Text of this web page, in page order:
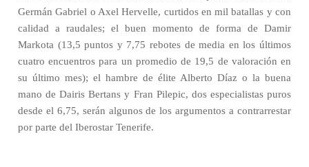
Germán Gabriel o Axel Hervelle, curtidos en mil batallas y con
calidad a raudales; el buen momento de forma de Damir
Markota (13,5 puntos y 7,75 rebotes de media en los últimos
cuatro encuentros para un promedio de 19,5 de valoración en
su último mes); el hambre de élite Alberto Díaz o la buena
mano de Dairis Bertans y Fran Pilepic, dos especialistas puros
desde el 6,75, serán algunos de los argumentos a contrarrestar
por parte del Iberostar Tenerife.